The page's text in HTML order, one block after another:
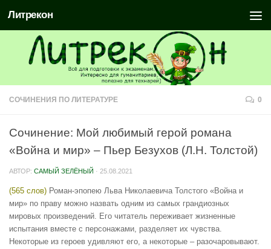
Литрекон
СОЧИНЕНИЯ ПО ЛИТЕРАТУРЕ 0
Сочинение: Мой любимый герой романа
«Война и мир» – Пьер Безухов (Л.Н. Толстой)
АВТОР: САМЫЙ ЗЕЛЁНЫЙ · 25.08.2021
(565 слов) Роман-эпопею Льва Николаевича Толстого «Война и
мир» по праву можно назвать одним из самых грандиозных
мировых произведений. Его читатель переживает жизненные
испытания вместе с персонажами, разделяет их чувства.
Некоторые из героев удивляют его, а некоторые – разочаровывают.